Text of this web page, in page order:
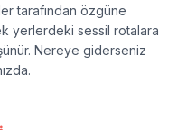
tarafından özgüne
yerlerdeki sessil rotalara
Nereye giderseniz